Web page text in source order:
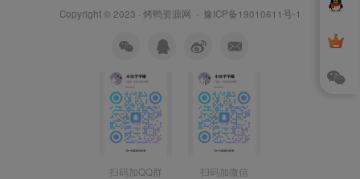
Copyright © 2023 · 烤鸭资源网 · 豫ICP备19010611号-1
扫码加QQ群 扫码加微信